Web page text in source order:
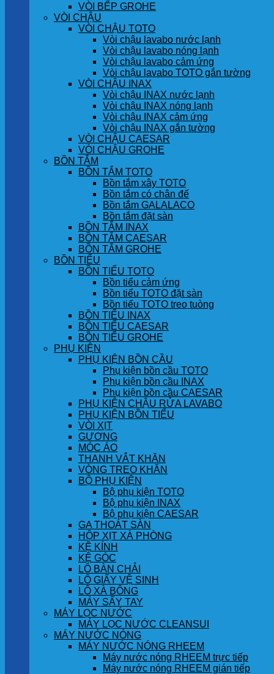
VÒI BẾP GROHE
VÒI CHẬU
VÒI CHẬU TOTO
Vòi chậu lavabo nước lạnh
Vòi chậu lavabo nóng lạnh
Vòi chậu lavabo cảm ứng
Vòi chậu lavabo TOTO gắn tường
VÒI CHẬU INAX
Vòi chậu INAX nước lạnh
Vòi chậu INAX nóng lạnh
Vòi chậu INAX cảm ứng
Vòi chậu INAX gắn tường
VÒI CHẬU CAESAR
VÒI CHẬU GROHE
BỒN TẮM
BỒN TẮM TOTO
Bồn tắm xây TOTO
Bồn tắm có chân đế
Bồn tắm GALALACO
Bồn tắm đặt sàn
BỒN TẮM INAX
BỒN TẮM CAESAR
BỒN TẮM GROHE
BỒN TIỂU
BỒN TIỂU TOTO
Bồn tiểu cảm ứng
Bồn tiểu TOTO đặt sàn
Bồn tiểu TOTO treo tuòng
BỒN TIỂU INAX
BỒN TIỂU CAESAR
BỒN TIỂU GROHE
PHỤ KIỆN
PHỤ KIỆN BỒN CẦU
Phụ kiện bồn cầu TOTO
Phụ kiện bồn cầu INAX
Phụ kiện bồn cầu CAESAR
PHỤ KIỆN CHẬU RỬA LAVABO
PHỤ KIỆN BỒN TIỂU
VÒI XỊT
GƯƠNG
MÓC ÁO
THANH VẮT KHĂN
VÒNG TREO KHĂN
BỘ PHỤ KIỆN
Bộ phụ kiện TOTO
Bộ phụ kiện INAX
Bộ phụ kiện CAESAR
GA THOÁT SÀN
HỘP XỊT XÀ PHÒNG
KỆ KÍNH
KỆ GÓC
LÔ BÀN CHẢI
LÔ GIẤY VỆ SINH
LÔ XÀ BÔNG
MÁY SẤY TAY
MÁY LỌC NƯỚC
MÁY LỌC NƯỚC CLEANSUI
MÁY NƯỚC NÓNG
MÁY NƯỚC NÓNG RHEEM
Máy nước nóng RHEEM trực tiếp
Máy nước nóng RHEEM gián tiếp